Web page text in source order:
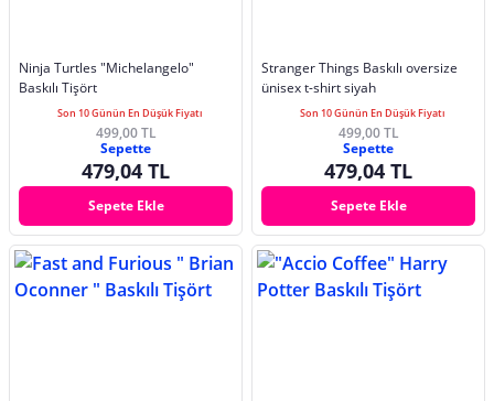
Ninja Turtles "Michelangelo"
Baskılı Tişört
Son 10 Günün En Düşük Fiyatı
499,00 TL
Sepette
479,04 TL
Sepete Ekle
Stranger Things Baskılı oversize
ünisex t-shirt siyah
Son 10 Günün En Düşük Fiyatı
499,00 TL
Sepette
479,04 TL
Sepete Ekle